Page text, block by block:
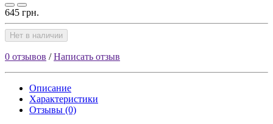
645 грн.
Нет в наличии
0 отзывов /Написать отзыв
Описание
Характеристики
Отзывы (0)